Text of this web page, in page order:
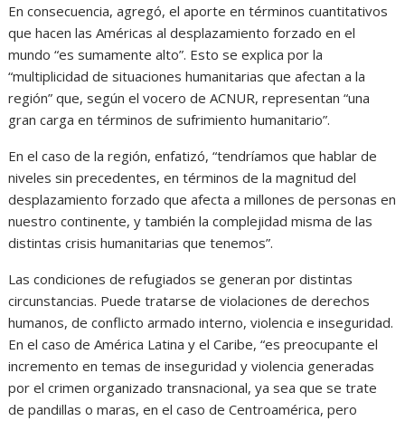
En consecuencia, agregó, el aporte en términos cuantitativos
que hacen las Américas al desplazamiento forzado en el
mundo “es sumamente alto”. Esto se explica por la
“multiplicidad de situaciones humanitarias que afectan a la
región” que, según el vocero de ACNUR, representan “una
gran carga en términos de sufrimiento humanitario”.
En el caso de la región, enfatizó, “tendríamos que hablar de
niveles sin precedentes, en términos de la magnitud del
desplazamiento forzado que afecta a millones de personas en
nuestro continente, y también la complejidad misma de las
distintas crisis humanitarias que tenemos”.
Las condiciones de refugiados se generan por distintas
circunstancias. Puede tratarse de violaciones de derechos
humanos, de conflicto armado interno, violencia e inseguridad.
En el caso de América Latina y el Caribe, “es preocupante el
incremento en temas de inseguridad y violencia generadas
por el crimen organizado transnacional, ya sea que se trate
de pandillas o maras, en el caso de Centroamérica, pero